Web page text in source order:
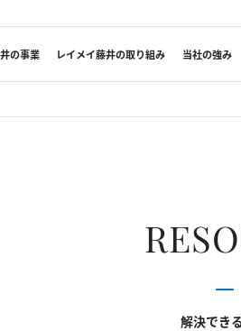
イ藤井
の事業 レイメイ藤井の取り組み 当社の強み
解決でき